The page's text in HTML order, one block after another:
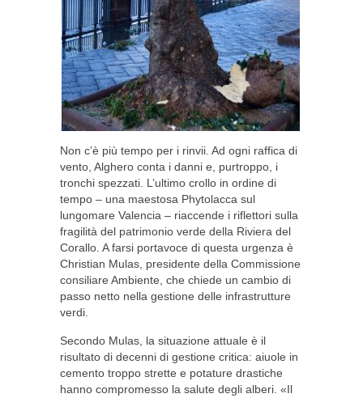
Non c’è più tempo per i rinvii. Ad ogni raffica di
vento, Alghero conta i danni e, purtroppo, i
tronchi spezzati. L’ultimo crollo in ordine di
tempo – una maestosa Phytolacca sul
lungomare Valencia – riaccende i riflettori sulla
fragilità del patrimonio verde della Riviera del
Corallo. A farsi portavoce di questa urgenza è
Christian Mulas, presidente della Commissione
consiliare Ambiente, che chiede un cambio di
passo netto nella gestione delle infrastrutture
verdi.
Secondo Mulas, la situazione attuale è il
risultato di decenni di gestione critica: aiuole in
cemento troppo strette e potature drastiche
hanno compromesso la salute degli alberi. «Il